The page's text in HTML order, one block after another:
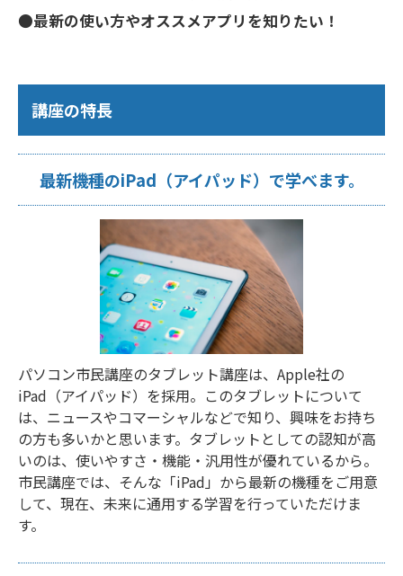
●最新の使い方やオススメアプリを知りたい！
講座の特長
最新機種のiPad（アイパッド）で学べます。
パソコン市民講座のタブレット講座は、Apple社の
iPad（アイパッド）を採用。このタブレットについて
は、ニュースやコマーシャルなどで知り、興味をお持ち
の方も多いかと思います。タブレットとしての認知が高
いのは、使いやすさ・機能・汎用性が優れているから。
市民講座では、そんな「iPad」から最新の機種をご用意
して、現在、未来に通用する学習を行っていただけま
す。